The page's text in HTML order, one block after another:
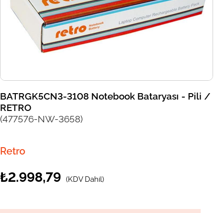
BATRGK5CN3-3108 Notebook Bataryası - Pili /
RETRO
(477576-NW-3658)
Retro
₺2.998,79 (KDV Dahil)